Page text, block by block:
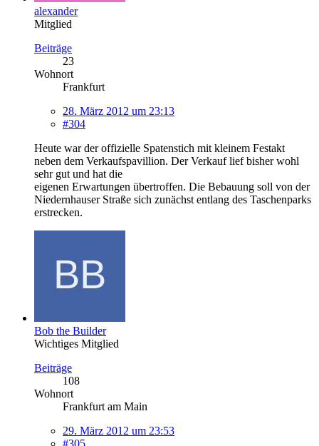
alexander
Mitglied
Beiträge
23
Wohnort
Frankfurt
28. März 2012 um 23:13
#304
Heute war der offizielle Spatenstich mit kleinem Festakt
neben dem Verkaufspavillion. Der Verkauf lief bisher wohl
sehr gut und hat die
eigenen Erwartungen übertroffen. Die Bebauung soll von der
Niedernhauser Straße sich zunächst entlang des Taschenparks
erstrecken.
Bob the Builder
Wichtiges Mitglied
Beiträge
108
Wohnort
Frankfurt am Main
29. März 2012 um 23:53
#305